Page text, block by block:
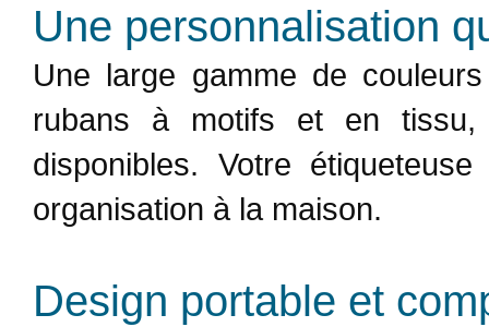
Une personnalisation
Une large gamme de
rubans à motifs et en tissu,
disponibles. Votre
organisation à la maison.
Design portable et